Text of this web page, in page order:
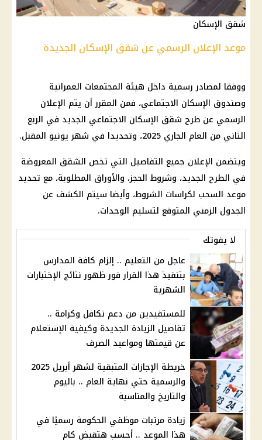
شقق الإسكان
موعد الإعلان الرسمي عن شقق الإسكان الجديدة
ووفقا لمصادر رسمية داخل هيئة المجتمعات العمرانية
وصندوق الإسكان الاجتماعي، فمن المقرر أن يتم الإعلان
الرسمي عن طرح شقق الإسكان الاجتماعي الجديد في الربع
الثاني من العام الجاري 2025، وتحديدا في شهر يونيو المقبل.
ويتضمن الإعلان جميع التفاصيل التي تخص الشقق المعروضة
في الطرح الجديد، وشروط الحجز، والأوراق المطلوبة، مع تحديد
موعد السحب لكراسات الشروط، وأيضا سيتم الكشف عن
الجدول الزمني المتوقع لتسليم الوحدات.
لا يفوتك
عاجل من التعليم .. إلزام كافة المدارس
بتنفيذ هذا القرار فور ظهور نتائج الإختبارات
الشهرية
للمستفيدين من دعم تكافل وكرامة ..
تفاصيل الزيادة الجديدة وكيفية الإستعلام
عن قيمتها ومواعيد الصرف
خريطة الإجازات المتبقية لشهر أبريل 2025
والرسمية حتي نهاية العام .. باليوم
والتاريخ والمناسبة
زيادة مرتبات موظفي الحكومة رسميًا في
هذا الموعد .. أحسب هتقبض كام